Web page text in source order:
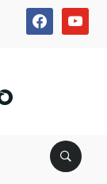
facebookyoutube